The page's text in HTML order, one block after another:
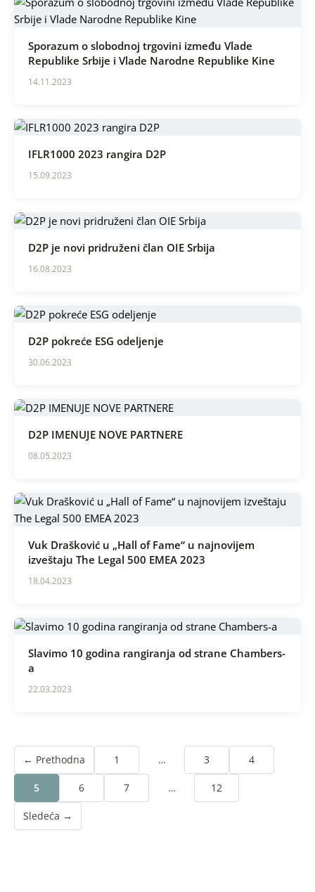
Sporazum o slobodnoj trgovini između Vlade
Republike Srbije i Vlade Narodne Republike Kine
14.11.2023
IFLR1000 2023 rangira D2P
15.09.2023
D2P je novi pridruženi član OIE Srbija
16.08.2023
D2P pokreće ESG odeljenje
30.06.2023
D2P IMENUJE NOVE PARTNERE
08.05.2023
Vuk Drašković u „Hall of Fame“ u najnovijem
izveštaju The Legal 500 EMEA 2023
18.04.2023
Slavimo 10 godina rangiranja od strane Chambers-
a
22.03.2023
← Prethodna 1 … 3 4
5 6 7 … 12
Sledeća →